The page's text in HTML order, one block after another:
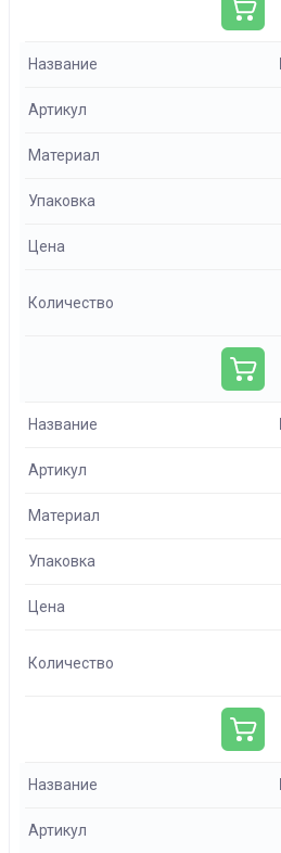
Название
Артикул
Материал
Упаковка
Цена
Количество
Название
Артикул
Материал
Упаковка
Цена
Количество
Название
Артикул